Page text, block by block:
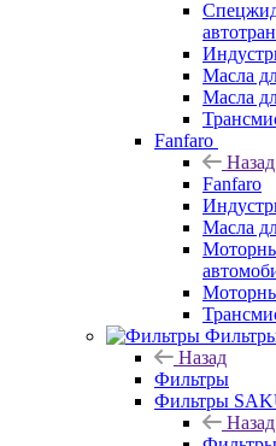
Масла
Масла
Fanfaro
Назад
Fanfaro
Масла
Назад
Фильтры
Фильтры
Назад